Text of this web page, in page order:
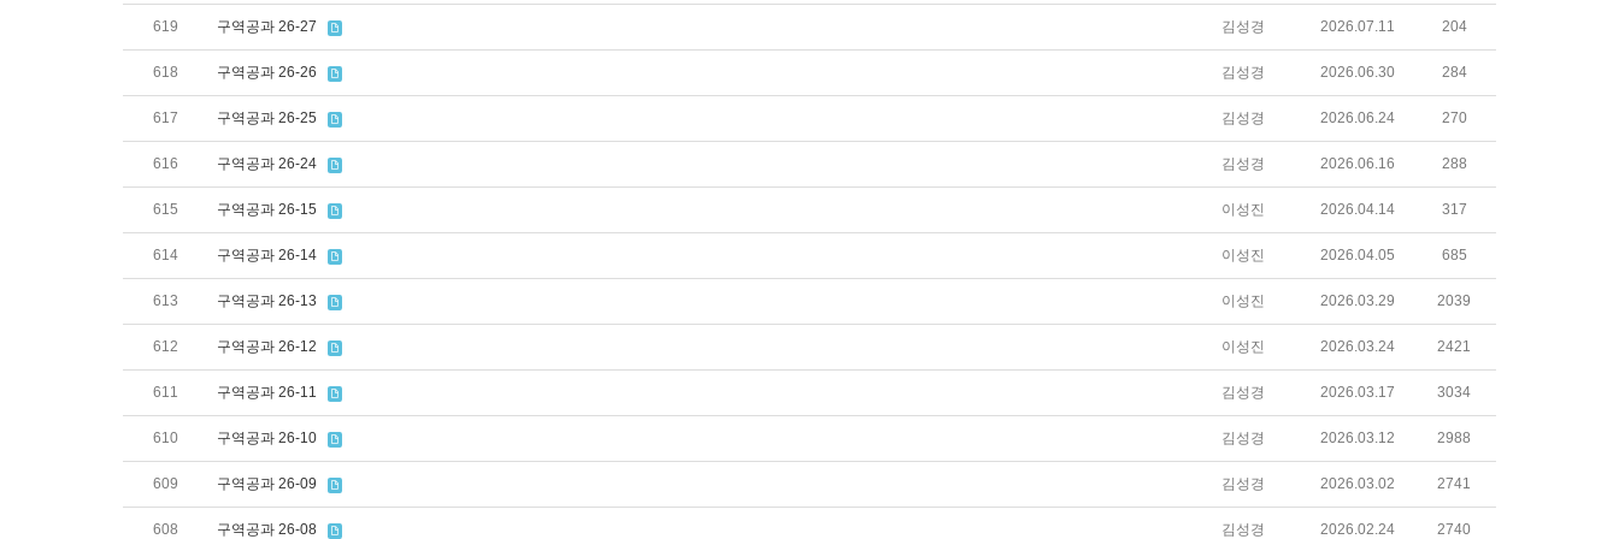
619 구역공과 26-27 김성경 2026.07.11 204
618 구역공과 26-26 김성경 2026.06.30 284
617 구역공과 26-25 김성경 2026.06.24 270
616 구역공과 26-24 김성경 2026.06.16 288
615 구역공과 26-15 이성진 2026.04.14 317
614 구역공과 26-14 이성진 2026.04.05 685
613 구역공과 26-13 이성진 2026.03.29 2039
612 구역공과 26-12 이성진 2026.03.24 2421
611 구역공과 26-11 김성경 2026.03.17 3034
610 구역공과 26-10 김성경 2026.03.12 2988
609 구역공과 26-09 김성경 2026.03.02 2741
608 구역공과 26-08 김성경 2026.02.24 2740